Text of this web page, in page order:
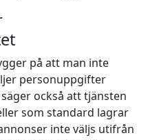
på att man inte
personuppgifter
också att tjänsten
som standard lagrar
inte väljs utifrån